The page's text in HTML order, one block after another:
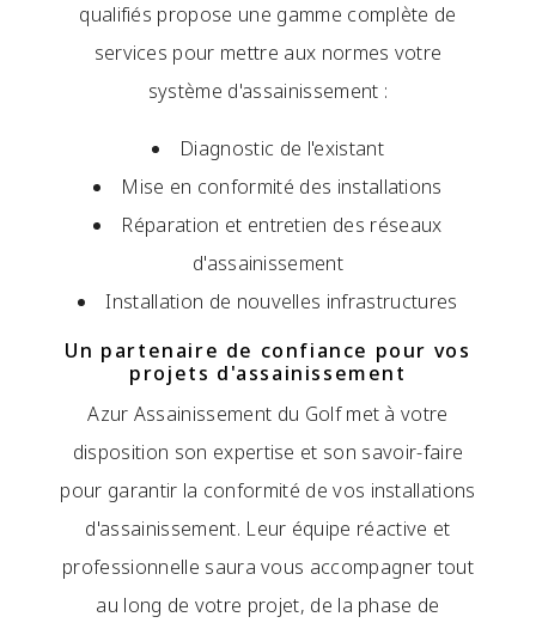
qualifiés propose une gamme complète de
services pour mettre aux normes votre
système d'assainissement :
Diagnostic de l'existant
Mise en conformité des installations
Réparation et entretien des réseaux
d'assainissement
Installation de nouvelles infrastructures
Un partenaire de confiance pour vos
projets d'assainissement
Azur Assainissement du Golf met à votre
disposition son expertise et son savoir-faire
pour garantir la conformité de vos installations
d'assainissement. Leur équipe réactive et
professionnelle saura vous accompagner tout
au long de votre projet, de la phase de